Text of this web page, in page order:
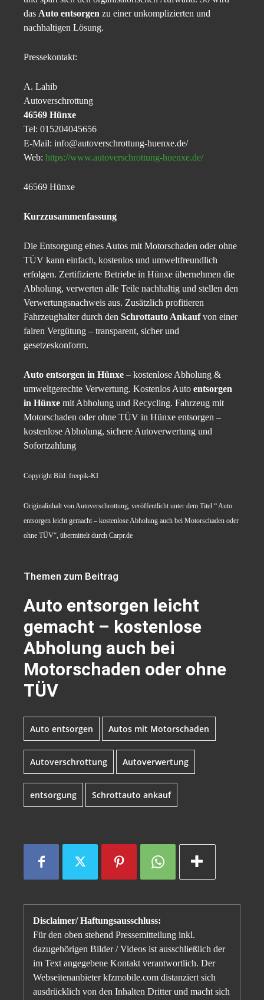
das Auto entsorgen zu einer unkomplizierten und
nachhaltigen Lösung.
Pressekontakt:
A. Lahib
Autoverschrottung
46569 Hünxe
Tel: 015204045656
E-Mail: info@autoverschrottung-huenxe.de/
Web: https://www.autoverschrottung-huenxe.de/
46569 Hünxe
Kurzzusammenfassung
Die Entsorgung eines Autos mit Motorschaden oder ohne
TÜV kann einfach, kostenlos und umweltfreundlich
erfolgen. Zertifizierte Betriebe in Hünxe übernehmen die
Abholung, verwerten alle Teile nachhaltig und stellen den
Verwertungsnachweis aus. Zusätzlich profitieren
Fahrzeughalter durch den Schrottauto Ankaufvon einer
fairen Vergütung – transparent, sicher und
gesetzeskonform.
Auto entsorgen in Hünxe – kostenlose Abholung &
umweltgerechte Verwertung. Kostenlos Auto entsorgen
in Hünxe mit Abholung und Recycling. Fahrzeug mit
Motorschaden oder ohne TÜV in Hünxe entsorgen –
kostenlose Abholung, sichere Autoverwertung und
Sofortzahlung
Copyright Bild: freepik-KI
Originalinhalt von Autoverschrottung, veröffentlicht unter dem Titel “ Auto
entsorgen leicht gemacht – kostenlose Abholung auch bei Motorschaden oder
ohne TÜV“, übermittelt durch Carpr.de
Themen zum Beitrag
Auto entsorgen leicht
gemacht – kostenlose
Abholung auch bei
Motorschaden oder ohne
TÜV
Auto entsorgen Autos mit Motorschaden
Autoverschrottung Autoverwertung
entsorgung Schrottauto ankauf
Disclaimer/ Haftungsausschluss:
Für den oben stehend Pressemitteilung inkl.
dazugehörigen Bilder / Videos ist ausschließlich der
im Text angegebene Kontakt verantwortlich. Der
Webseitenanbieter kfzmobile.com distanziert sich
ausdrücklich von den Inhalten Dritter und macht sich